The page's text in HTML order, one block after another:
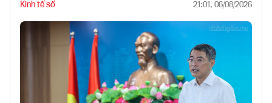
Kinh tế số 21:01, 06/08/2026